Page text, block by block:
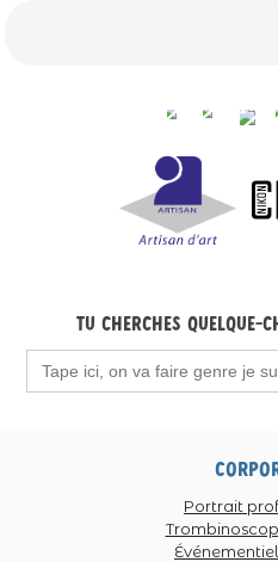
Tu cherches quelque-
Search
for:
Portrait